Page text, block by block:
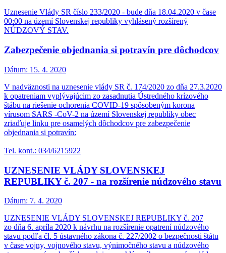
Uznesenie Vlády SR číslo 233/2020 - bude dňa 18.04.2020 v čase
00:00 na území Slovenskej republiky vyhlásený rozšírený
NÚDZOVÝ STAV.
Zabezpečenie objednania si potravín pre dôchodcov
Dátum: 15. 4. 2020
V nadväznosti na uznesenie vlády SR č. 174/2020 zo dňa 27.3.2020
k opatreniam vyplývajúcim zo zasadnutia Ústredného krízového
štábu na riešenie ochorenia COVID-19 spôsobeným korona
vírusom SARS -CoV-2 na území Slovenskej republiky obec
zriaďuje linku pre osamelých dôchodcov pre zabezpečenie
objednania si potravín:
Tel. kont.: 034/6215922
UZNESENIE VLÁDY SLOVENSKEJ
REPUBLIKY č. 207 - na rozšírenie núdzového stavu
Dátum: 7. 4. 2020
UZNESENIE VLÁDY SLOVENSKEJ REPUBLIKY č. 207
zo dňa 6. apríla 2020 k návrhu na rozšírenie opatrení núdzového
stavu podľa čl. 5 ústavného zákona č. 227/2002 o bezpečnosti štátu
v čase vojny, vojnového stavu, výnimočného stavu a núdzového